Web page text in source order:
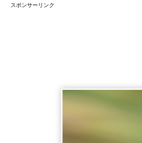
スポンサーリンク